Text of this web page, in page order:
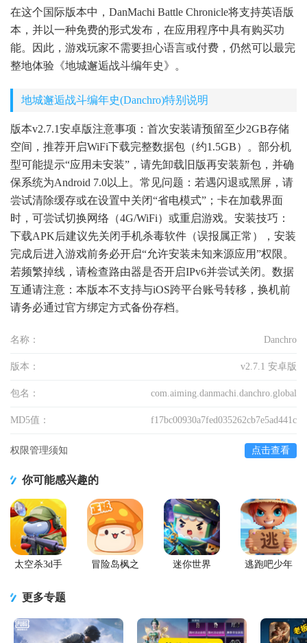
在这个国际版本中，DanMachi Battle Chronicle将支持英语版
本，并以一种免费的形式发布，在应用程序中具有购买功
能。因此，游戏玩家不需要担心语言或付费，仍然可以最完
整地体验《地城邂逅战斗编年史》。
地城邂逅战斗编年史(Danchro)特别说明
版本v2.7.1安卓版注意事项：首次安装请预留至少2GB存储
空间，推荐开启WiFi下载完整数据包（约1.5GB）。部分机
型可能提示“应用未安装”，请先卸载旧版再安装新包，并确
保系统为Android 7.0以上。常见问题：若遇闪退或黑屏，请
尝试清除缓存或在设置中关闭“省电模式”；卡在加载界面
时，可尝试切换网络（4G/WiFi）或重启游戏。安装技巧：
下载APK后建议先关闭手机杀毒软件（误报属正常），安装
完成后进入游戏前务必开启“允许安装未知来源应用”权限。
若频繁掉线，请检查路由器是否开启IPv6并尝试关闭。数据
互通请注意：本版本不支持与iOS跨平台账号转移，换机前
请务必通过官方绑定方式备份存档。
名称： Danchro
版本： v2.7.1 安卓版
包名： com.aiming.danmachi.danchro.global
MD5值： f17bc00930a7fed035262cb7e5ad441c
权限管理须知 点击查看
你可能感兴趣的
太空杀3d手
冒险岛枫之
迷你世界
逃跑吧少年
更多专题